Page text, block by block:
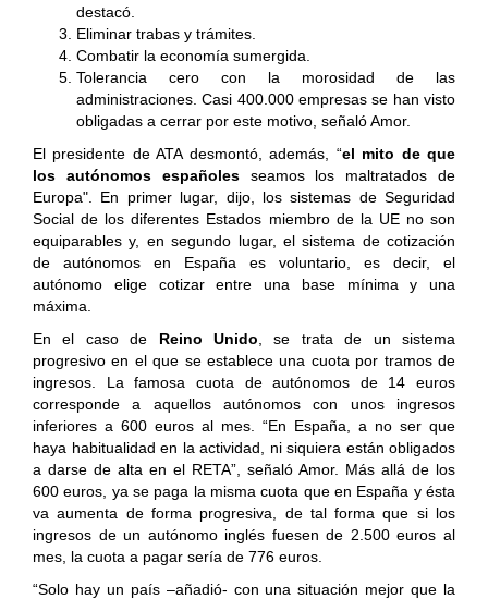
destacó.
Eliminar trabas y trámites.
Combatir la economía sumergida.
Tolerancia cero con la morosidad de las
administraciones. Casi 400.000 empresas se han visto
obligadas a cerrar por este motivo, señaló Amor.
El presidente de ATA desmontó, además, “el mito de que
los autónomos españolesseamos los maltratados de
Europa". En primer lugar, dijo, los sistemas de Seguridad
Social de los diferentes Estados miembro de la UE no son
equiparables y, en segundo lugar, el sistema de cotización
de autónomos en España es voluntario, es decir, el
autónomo elige cotizar entre una base mínima y una
máxima.
En el caso de Reino Unido , se trata de un sistema
progresivo en el que se establece una cuota por tramos de
ingresos. La famosa cuota de autónomos de 14 euros
corresponde a aquellos autónomos con unos ingresos
inferiores a 600 euros al mes. “En España, a no ser que
haya habitualidad en la actividad, ni siquiera están obligados
a darse de alta en el RETA”, señaló Amor. Más allá de los
600 euros, ya se paga la misma cuota que en España y ésta
va aumenta de forma progresiva, de tal forma que si los
ingresos de un autónomo inglés fuesen de 2.500 euros al
mes, la cuota a pagar sería de 776 euros.
“Solo hay un país –añadió- con una situación mejor que la